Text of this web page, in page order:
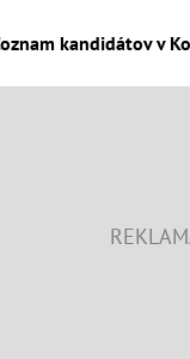
kandidátov v